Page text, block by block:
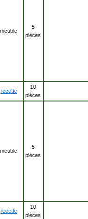
meuble
5
pièces
recette
10
pièces
meuble
5
pièces
recette
10
pièces